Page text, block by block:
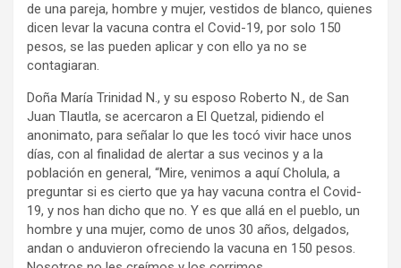
de una pareja, hombre y mujer, vestidos de blanco, quienes
dicen levar la vacuna contra el Covid-19, por solo 150
pesos, se las pueden aplicar y con ello ya no se
contagiaran.
Doña María Trinidad N., y su esposo Roberto N., de San
Juan Tlautla, se acercaron a El Quetzal, pidiendo el
anonimato, para señalar lo que les tocó vivir hace unos
días, con al finalidad de alertar a sus vecinos y a la
población en general, “Mire, venimos a aquí Cholula, a
preguntar si es cierto que ya hay vacuna contra el Covid-
19, y nos han dicho que no. Y es que allá en el pueblo, un
hombre y una mujer, como de unos 30 años, delgados,
andan o anduvieron ofreciendo la vacuna en 150 pesos.